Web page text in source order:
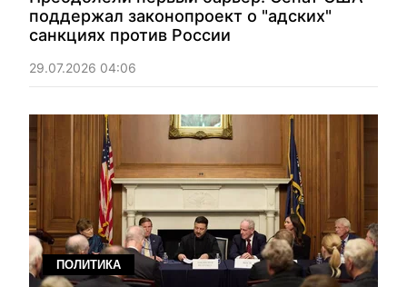
поддержал законопроект о "адских"
санкциях против России
29.07.2026 04:06
ПОЛИТИКА